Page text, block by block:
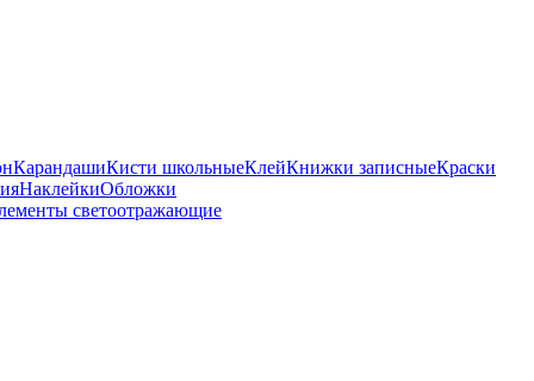
КарандашиКисти школьныеКлейКнижки записныеКраски
НаклейкиОбложки
светоотражающие